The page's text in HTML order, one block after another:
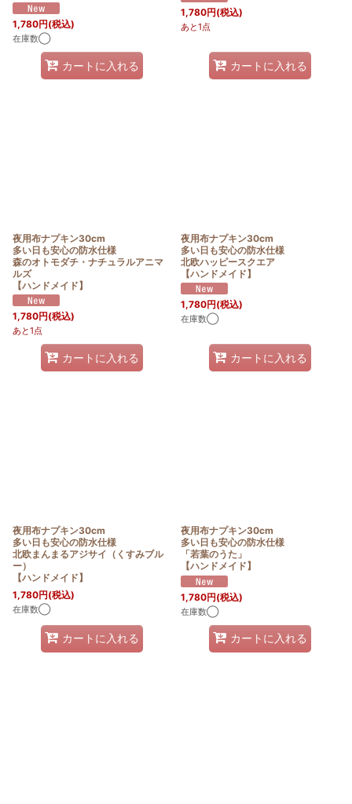
1,780円(税込)
在庫数◯
カートに入れる
1,780円(税込)
あと1点
カートに入れる
夜用布ナプキン30cm
多い日も安心の防水仕様
森のオトモダチ・ナチュラルアニマ
ルズ
【ハンドメイド】
1,780円(税込)
あと1点
カートに入れる
夜用布ナプキン30cm
多い日も安心の防水仕様
北欧ハッピースクエア
【ハンドメイド】
1,780円(税込)
在庫数◯
カートに入れる
夜用布ナプキン30cm
多い日も安心の防水仕様
北欧まんまるアジサイ（くすみブル
ー）
【ハンドメイド】
1,780円(税込)
在庫数◯
カートに入れる
夜用布ナプキン30cm
多い日も安心の防水仕様
「若葉のうた」
【ハンドメイド】
1,780円(税込)
在庫数◯
カートに入れる